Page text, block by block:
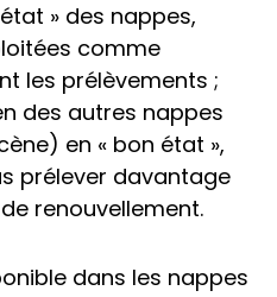
» des nappes,
comme
les prélèvements ;
des autres nappes
en « bon état »,
prélever davantage
renouvellement.
dans les nappes